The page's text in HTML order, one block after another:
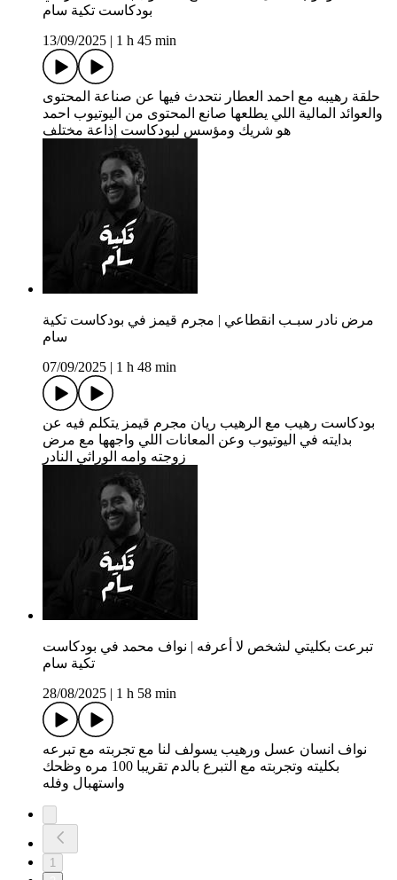
بودكاست تكية سام
13/09/2025
1 h 45 min
حلقة رهيبه مع احمد العطار نتحدث فيها عن صناعة المحتوى
والعوائد المالية اللي يطلعها صانع المحتوى من اليوتيوب احمد
هو شريك ومؤسس لبودكاست إذاعة مختلف
مرض نادر سبـب انقطاعي | مجرم قيمز في بودكاست تكية
سام
07/09/2025
1 h 48 min
بودكاست رهيب مع الرهيب ريان مجرم قيمز يتكلم فيه عن
بدايته في اليوتيوب وعن المعانات اللي واجهها مع مرض
زوجته وامه الوراثي النادر
تبرعت بكليتي لشخص لا أعرفه | نواف محمد في بودكاست
تكية سام
28/08/2025
1 h 58 min
نواف انسان عسل ورهيب يسولف لنا مع تجربته مع تبرعه
بكليته وتجربته مع التبرع بالدم تقريبا 100 مره وظحك
واستهبال وفله
1